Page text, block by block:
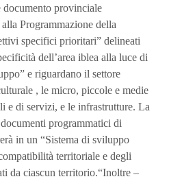
provinciale
Programmazione della
specifici prioritari” delineati
dell’area iblea alla luce di
e riguardano il settore
, le micro, piccole e medie
e di servizi, e le infrastrutture. La
programmatici di
in un “Sistema di sviluppo
territoriale e degli
da ciascun territorio.“Inoltre –